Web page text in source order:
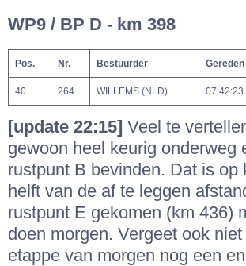
WP9 / BP D - km 398
Pos. Nr. Bestuurder Gereden
40 264 WILLEMS (NLD) 07:42:23
[update 22:15] Veel te
gewoon heel keurig onderweg
rustpunt B bevinden. Dat is
helft van de af te leggen
rustpunt E gekomen (km 436)
doen morgen. Vergeet ook
etappe van morgen nog een